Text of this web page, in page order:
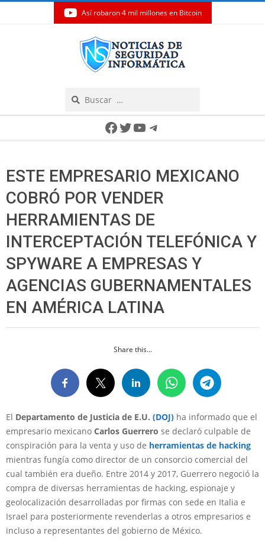
Así robaron 4 mil millones en Bitcoin
Facebook
Twitter
YouTube
Telegram
ESTE EMPRESARIO MEXICANO
COBRÓ POR VENDER
HERRAMIENTAS DE
INTERCEPTACIÓN TELEFÓNICA Y
SPYWARE A EMPRESAS Y
AGENCIAS GUBERNAMENTALES
EN AMÉRICA LATINA
Share this...
El Departamento de Justicia de E.U. (DOJ) ha informado que el
empresario mexicano Carlos Guerrero se declaró culpable de
conspiración para la venta y uso de herramientas de hacking
mientras fungía como director de un consorcio comercial del
cual también era dueño. Entre 2014 y 2017, Guerrero negoció la
compra de diversas herramientas de hacking, espionaje y
geolocalización desarrolladas por firmas con sede en Italia e
Israel para posteriormente revenderlas a otros empresarios e
incluso a representantes del gobierno de México.